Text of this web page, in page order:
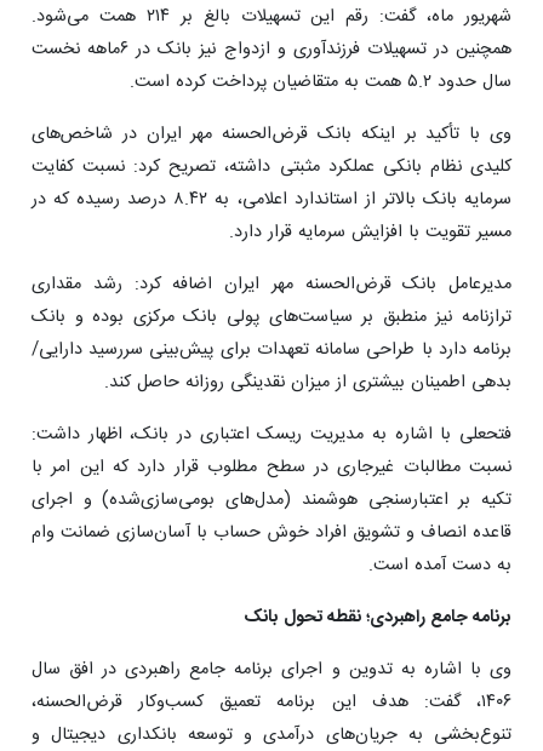
شهریور ماه، گفت: رقم این تسهیلات بالغ بر ۲۱۴ همت می‌شود.
همچنین در تسهیلات فرزندآوری و ازدواج نیز بانک در ۶ماهه نخست
سال حدود ۵.۲ همت به متقاضیان پرداخت کرده است.
وی با تأکید بر اینکه بانک قرض‌الحسنه مهر ایران در شاخص‌های
کلیدی نظام بانکی عملکرد مثبتی داشته، تصریح کرد: نسبت کفایت
سرمایه بانک بالاتر از استاندارد اعلامی، به ۸.۴۲ درصد رسیده که در
مسیر تقویت با افزایش سرمایه قرار دارد.
مدیرعامل بانک قرض‌الحسنه مهر ایران اضافه کرد: رشد مقداری
ترازنامه نیز منطبق بر سیاست‌های پولی بانک مرکزی بوده و بانک
برنامه دارد با طراحی سامانه تعهدات برای پیش‌بینی سررسید دارایی/
بدهی اطمینان بیشتری از میزان نقدینگی روزانه حاصل کند.
فتحعلی با اشاره به مدیریت ریسک اعتباری در بانک، اظهار داشت:
نسبت مطالبات غیرجاری در سطح مطلوب قرار دارد که این امر با
تکیه بر اعتبارسنجی هوشمند (مدل‌های بومی‌سازی‌شده) و اجرای
قاعده انصاف و تشویق افراد خوش حساب با آسان‌سازی ضمانت وام
به دست آمده است.
برنامه جامع راهبردی؛ نقطه تحول بانک
وی با اشاره به تدوین و اجرای برنامه جامع راهبردی در افق سال
۱۴۰۶، گفت: هدف این برنامه تعمیق کسب‌وکار قرض‌الحسنه،
تنوع‌بخشی به جریان‌های درآمدی و توسعه بانکداری دیجیتال و